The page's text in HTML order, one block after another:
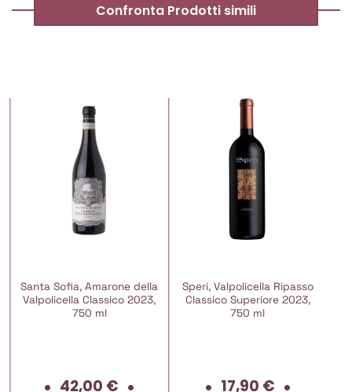
Confronta Prodotti simili
Santa Sofia, Amarone della
Valpolicella Classico 2023,
750 ml
42,00 €
Speri, Valpolicella Ripasso
Classico Superiore 2023,
750 ml
17,90 €